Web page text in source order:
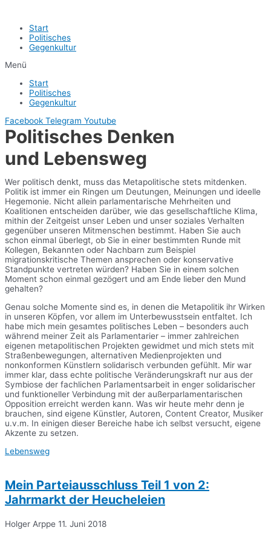
Start
Politisches
Gegenkultur
Menü
Start
Politisches
Gegenkultur
Facebook Telegram Youtube
Politisches Denken
und Lebensweg
Wer politisch denkt, muss das Metapolitische stets mitdenken.
Politik ist immer ein Ringen um Deutungen, Meinungen und ideelle
Hegemonie. Nicht allein parlamentarische Mehrheiten und
Koalitionen entscheiden darüber, wie das gesellschaftliche Klima,
mithin der Zeitgeist unser Leben und unser soziales Verhalten
gegenüber unseren Mitmenschen bestimmt. Haben Sie auch
schon einmal überlegt, ob Sie in einer bestimmten Runde mit
Kollegen, Bekannten oder Nachbarn zum Beispiel
migrationskritische Themen ansprechen oder konservative
Standpunkte vertreten würden? Haben Sie in einem solchen
Moment schon einmal gezögert und am Ende lieber den Mund
gehalten?
Genau solche Momente sind es, in denen die Metapolitik ihr Wirken
in unseren Köpfen, vor allem im Unterbewusstsein entfaltet. Ich
habe mich mein gesamtes politisches Leben – besonders auch
während meiner Zeit als Parlamentarier – immer zahlreichen
eigenen metapolitischen Projekten gewidmet und mich stets mit
Straßenbewegungen, alternativen Medienprojekten und
nonkonformen Künstlern solidarisch verbunden gefühlt. Mir war
immer klar, dass echte politische Veränderungskraft nur aus der
Symbiose der fachlichen Parlamentsarbeit in enger solidarischer
und funktioneller Verbindung mit der außerparlamentarischen
Opposition erreicht werden kann. Was wir heute mehr denn je
brauchen, sind eigene Künstler, Autoren, Content Creator, Musiker
u.v.m. In einigen dieser Bereiche habe ich selbst versucht, eigene
Akzente zu setzen.
Lebensweg
Mein Parteiausschluss Teil 1 von 2:
Jahrmarkt der Heucheleien
Holger Arppe 11. Juni 2018